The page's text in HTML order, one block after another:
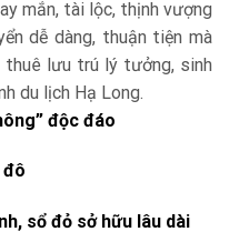
mắn, tài lộc, thịnh vượng
dễ dàng, thuận tiện mà
thuê lưu trú lý tưởng, sinh
du lịch Hạ Long.
độc đáo
sổ đỏ sở hữu lâu dài